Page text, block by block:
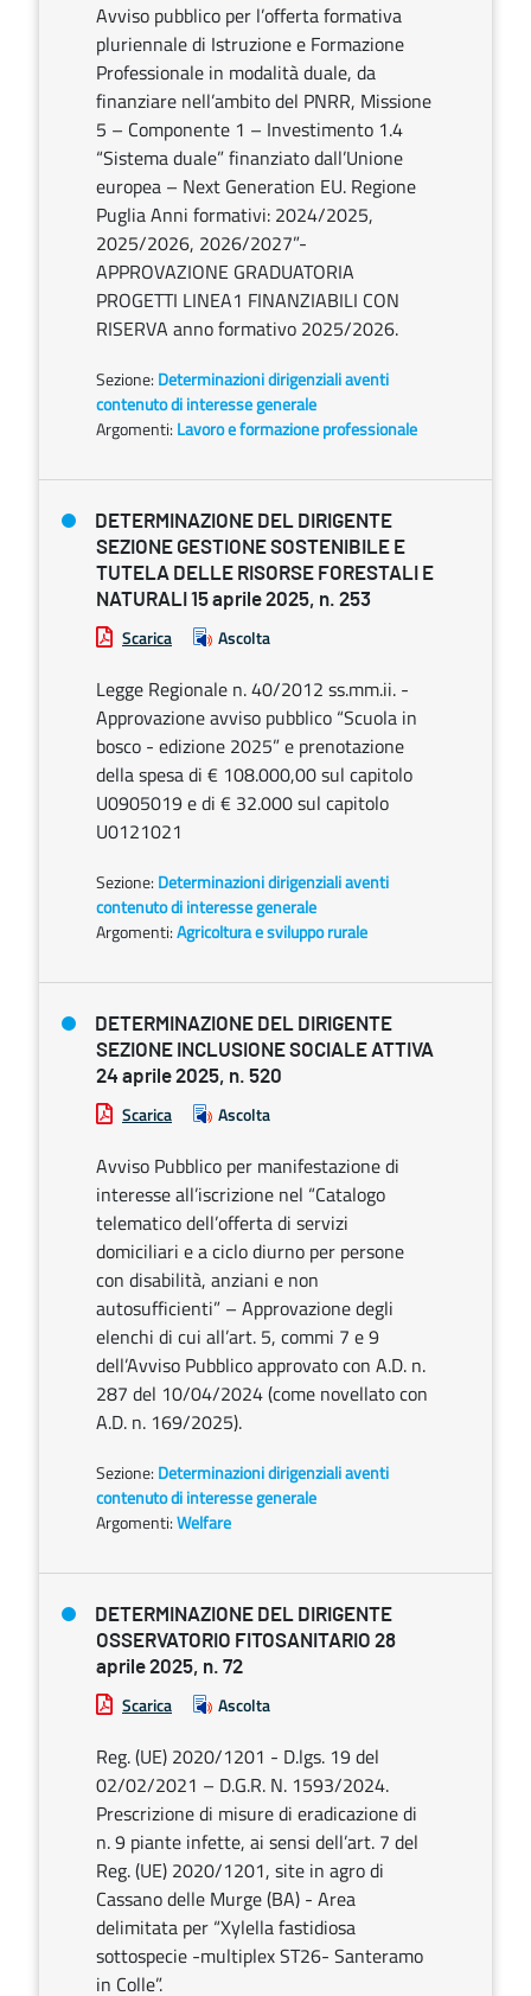
Avviso pubblico per l’offerta formativa
pluriennale di Istruzione e Formazione
Professionale in modalità duale, da
finanziare nell’ambito del PNRR, Missione
5 – Componente 1 – Investimento 1.4
“Sistema duale” finanziato dall’Unione
europea – Next Generation EU. Regione
Puglia Anni formativi: 2024/2025,
2025/2026, 2026/2027”-
APPROVAZIONE GRADUATORIA
PROGETTI LINEA1 FINANZIABILI CON
RISERVA anno formativo 2025/2026.
Sezione: Determinazioni dirigenziali aventi
contenuto di interesse generale
Argomenti: Lavoro e formazione professionale
DETERMINAZIONE DEL DIRIGENTE
SEZIONE GESTIONE SOSTENIBILE E
TUTELA DELLE RISORSE FORESTALI E
NATURALI 15 aprile 2025, n. 253
Scarica Ascolta
Legge Regionale n. 40/2012 ss.mm.ii. -
Approvazione avviso pubblico “Scuola in
bosco - edizione 2025” e prenotazione
della spesa di € 108.000,00 sul capitolo
U0905019 e di € 32.000 sul capitolo
U0121021
Sezione: Determinazioni dirigenziali aventi
contenuto di interesse generale
Argomenti:Agricoltura e sviluppo rurale
DETERMINAZIONE DEL DIRIGENTE
SEZIONE INCLUSIONE SOCIALE ATTIVA
24 aprile 2025, n. 520
Scarica Ascolta
Avviso Pubblico per manifestazione di
interesse all’iscrizione nel “Catalogo
telematico dell’offerta di servizi
domiciliari e a ciclo diurno per persone
con disabilità, anziani e non
autosufficienti” – Approvazione degli
elenchi di cui all’art. 5, commi 7 e 9
dell’Avviso Pubblico approvato con A.D. n.
287 del 10/04/2024 (come novellato con
A.D. n. 169/2025).
Sezione: Determinazioni dirigenziali aventi
contenuto di interesse generale
Argomenti:Welfare
DETERMINAZIONE DEL DIRIGENTE
OSSERVATORIO FITOSANITARIO 28
aprile 2025, n. 72
Scarica Ascolta
Reg. (UE) 2020/1201 - D.lgs. 19 del
02/02/2021 – D.G.R. N. 1593/2024.
Prescrizione di misure di eradicazione di
n. 9 piante infette, ai sensi dell’art. 7 del
Reg. (UE) 2020/1201, site in agro di
Cassano delle Murge (BA) - Area
delimitata per “Xylella fastidiosa
sottospecie -multiplex ST26- Santeramo
in Colle”.